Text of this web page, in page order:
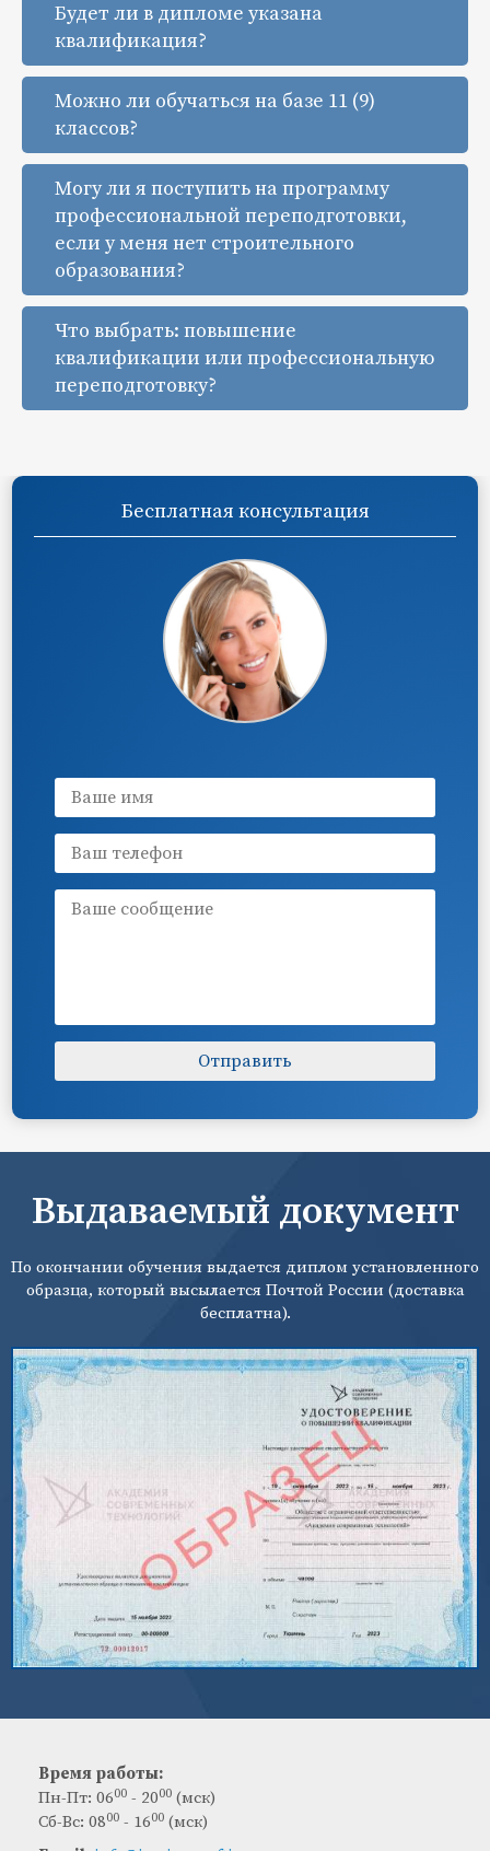
Будет ли в дипломе указана
квалификация?
Можно ли обучаться на базе 11 (9)
классов?
Могу ли я поступить на программу
профессиональной переподготовки,
если у меня нет строительного
образования?
Что выбрать: повышение
квалификации или профессиональную
переподготовку?
Бесплатная консультация
Выдаваемый документ
По окончании обучения выдается диплом установленного
образца, который высылается Почтой России (доставка
бесплатна).
Время работы:
Пн-Пт: 0600 - 2000 (мск)
Сб-Вс: 0800 - 1600 (мск)